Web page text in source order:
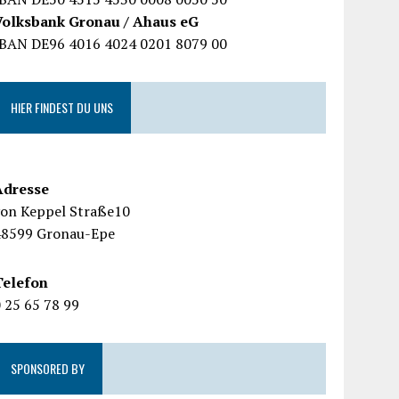
Gronau / Ahaus eG
DE96 4016 4024 0201 8079 00
HIER FINDEST DU UNS
Keppel Straße10
Gronau-Epe
25 65 78 99
SPONSORED BY